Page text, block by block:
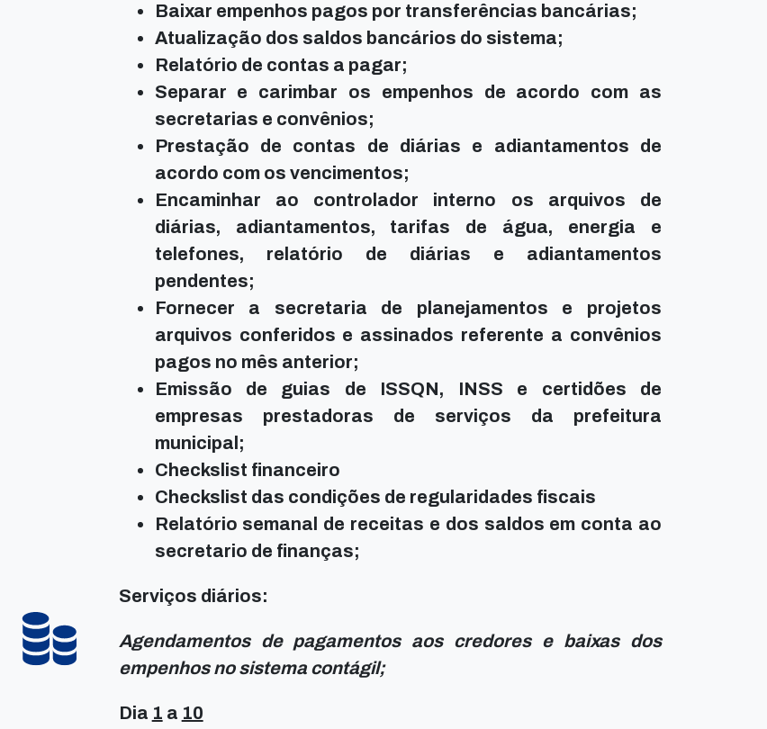
Baixar empenhos pagos por transferências bancárias;
Atualização dos saldos bancários do sistema;
Relatório de contas a pagar;
Separar e carimbar os empenhos de acordo com as
secretarias e convênios;
Prestação de contas de diárias e adiantamentos de
acordo com os vencimentos;
Encaminhar ao controlador interno os arquivos de
diárias, adiantamentos, tarifas de água, energia e
telefones, relatório de diárias e adiantamentos
pendentes;
Fornecer a secretaria de planejamentos e projetos
arquivos conferidos e assinados referente a convênios
pagos no mês anterior;
Emissão de guias de ISSQN, INSS e certidões de
empresas prestadoras de serviços da prefeitura
municipal;
Checkslist financeiro
Checkslist das condições de regularidades fiscais
Relatório semanal de receitas e dos saldos em conta ao
secretario de finanças;
Serviços diários:
Agendamentos de pagamentos aos credores e baixas dos
empenhos no sistema contágil;
Dia 1 a 10